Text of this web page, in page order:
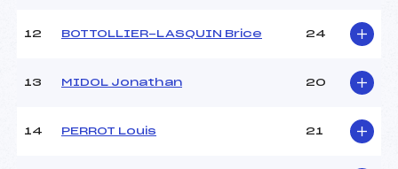
Traceur :
VUILLET CHRISTIAN ()
BENOIT GUILLOT ()
GRAND CLEMENT ()
Ouvreurs C :
LANIESE ()
Ouvreurs E :
12 BOTTOLLIER-LASQUIN Brice 24
13 MIDOL Jonathan 20
14 PERROT Louis 21